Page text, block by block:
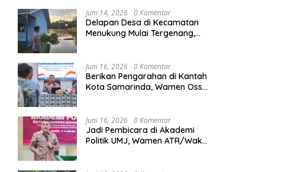
Nasional
Juni 14, 2026 0 Komentar
Delapan Desa di Kecamatan
Menukung Mulai Tergenang,
Juni 16, 2026 0 Komentar
Berikan Pengarahan di Kantah
Kota Samarinda, Wamen Ossy:
Kalimantan Timur
Juni 16, 2026 0 Komentar
Jadi Pembicara di Akademi
Politik UMJ, Wamen ATR/Waka